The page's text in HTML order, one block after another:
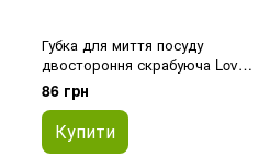
Губка для миття посуду
двостороння скрабуюча Love
You Home LYH9005 17х10 см
жовта
86 грн
Купити